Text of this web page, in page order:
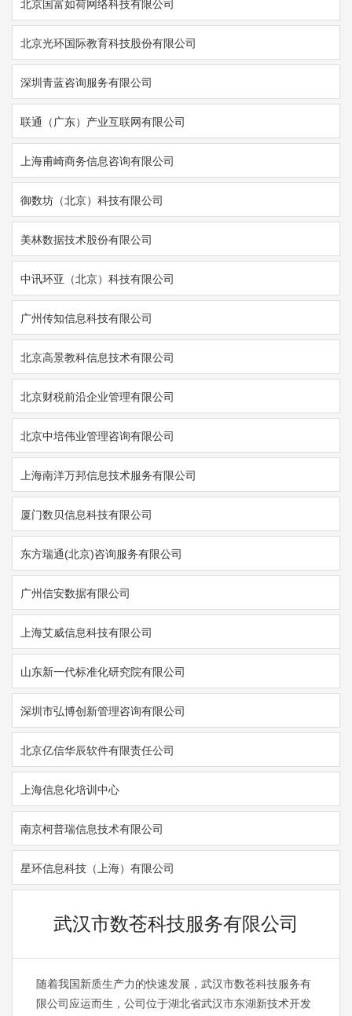
北京国富如荷网络科技有限公司
北京光环国际教育科技股份有限公司
深圳青蓝咨询服务有限公司
联通（广东）产业互联网有限公司
上海甫崎商务信息咨询有限公司
御数坊（北京）科技有限公司
美林数据技术股份有限公司
中讯环亚（北京）科技有限公司
广州传知信息科技有限公司
北京高景教科信息技术有限公司
北京财税前沿企业管理有限公司
北京中培伟业管理咨询有限公司
上海南洋万邦信息技术服务有限公司
厦门数贝信息科技有限公司
东方瑞通(北京)咨询服务有限公司
广州信安数据有限公司
上海艾威信息科技有限公司
山东新一代标准化研究院有限公司
深圳市弘博创新管理咨询有限公司
北京亿信华辰软件有限责任公司
上海信息化培训中心
南京柯普瑞信息技术有限公司
星环信息科技（上海）有限公司
武汉市数苍科技服务有限公司
随着我国新质生产力的快速发展，武汉市数苍科技服务有
限公司应运而生，公司位于湖北省武汉市东湖新技术开发